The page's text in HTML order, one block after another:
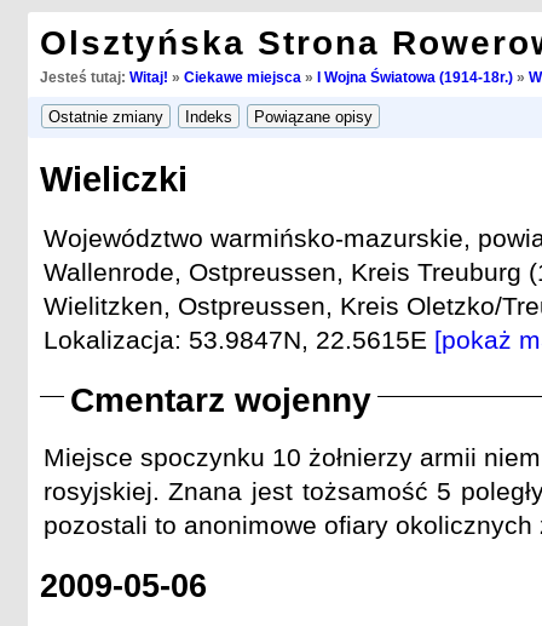
Olsztyńska Strona
Jesteś tutaj: Witaj! » Ciekawe miejsca » I Wojna Światowa (1914-18r.)»
Wieliczki
Województwo warmińsko-mazurskie,
Wallenrode, Ostpreussen, Kreis Treuburg
Wielitzken, Ostpreussen, Kreis Oletzko/
Lokalizacja: 53.9847N, 22.5615E [pokaż
Cmentarz wojenny
Miejsce spoczynku 10 żołnierzy armii
rosyjskiej. Znana jest tożsamość 5
pozostali to anonimowe ofiary okolicznych
2009-05-06